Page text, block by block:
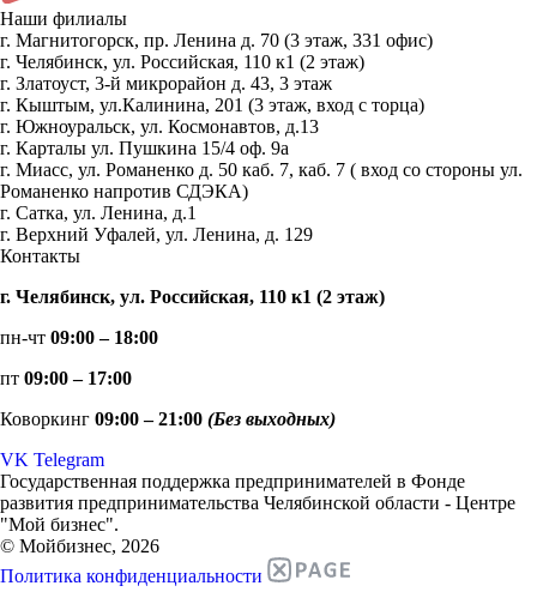
Наши филиалы
г. Магнитогорск, пр. Ленина д. 70 (3 этаж, 331 офис)
г. Челябинск, ул. Российская, 110 к1 (2 этаж)
г. Златоуст, 3-й микрорайон д. 43, 3 этаж
г. Кыштым, ул.Калинина, 201 (3 этаж, вход с торца)
г. Южноуральск, ул. Космонавтов, д.13
г. Карталы ул. Пушкина 15/4 оф. 9а
г. Миасс, ул. Романенко д. 50 каб. 7, каб. 7 ( вход со стороны ул.
Романенко напротив СДЭКА)
г. Сатка, ул. Ленина, д.1
г. Верхний Уфалей, ул. Ленина, д. 129
Контакты
г. Челябинск, ул. Российская, 110 к1 (2 этаж)
пн-чт 09:00 – 18:00
пт 09:00 – 17:00
Коворкинг 09:00 – 21:00 (Без выходных)
VK Telegram
Государственная поддержка предпринимателей в Фонде
развития предпринимательства Челябинской области - Центре
"Мой бизнес".
© Мойбизнес, 2026
Политика конфиденциальности